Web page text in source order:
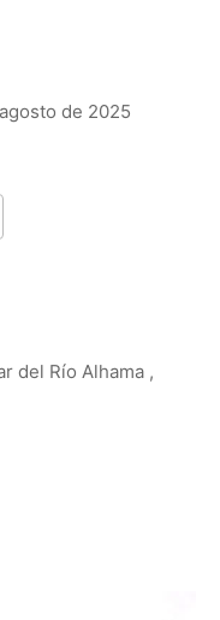
de 2025
del Río Alhama ,